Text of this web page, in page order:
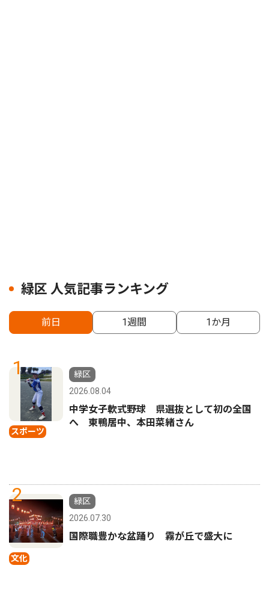
緑区 人気記事ランキング
前日 1週間 1か月
1
スポーツ
緑区
2026.08.04
中学女子軟式野球 県選抜として初の全国
へ 東鴨居中、本田菜緒さん
2
文化
緑区
2026.07.30
国際職豊かな盆踊り 霧が丘で盛大に